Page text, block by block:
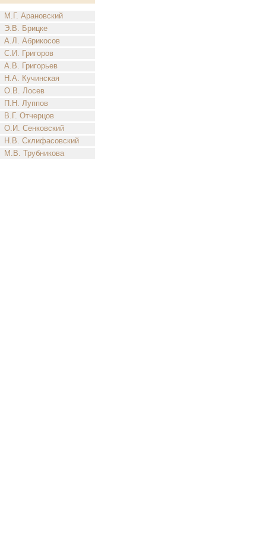
М.Г. Арановский
Э.В. Брицке
А.Л. Абрикосов
С.И. Григоров
А.В. Григорьев
Н.А. Кучинская
О.В. Лосев
П.Н. Луппов
В.Г. Отчерцов
О.И. Сенковский
Н.В. Склифасовский
М.В. Трубникова